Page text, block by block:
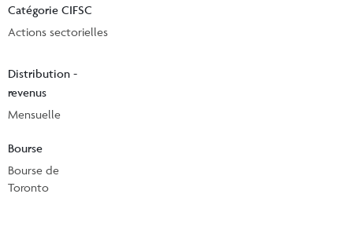
Catégorie CIFSC
Actions sectorielles
Distribution -
revenus
Mensuelle
Bourse
Bourse de
Toronto